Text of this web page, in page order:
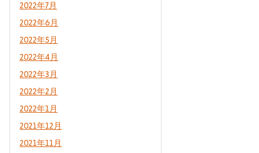
2022年7月
2022年6月
2022年5月
2022年4月
2022年3月
2022年2月
2022年1月
2021年12月
2021年11月